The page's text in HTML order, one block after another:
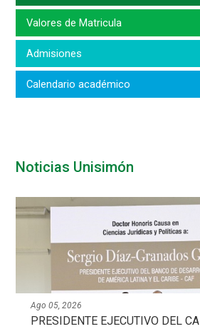
Valores de Matricula
Admisiones
Calendario académico
Noticias Unisimón
Ago 05, 2026
PRESIDENTE EJECUTIVO DEL